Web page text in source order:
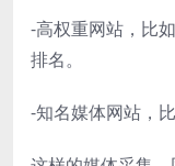
-高权重网站，比
排名。
-知名媒体网站，